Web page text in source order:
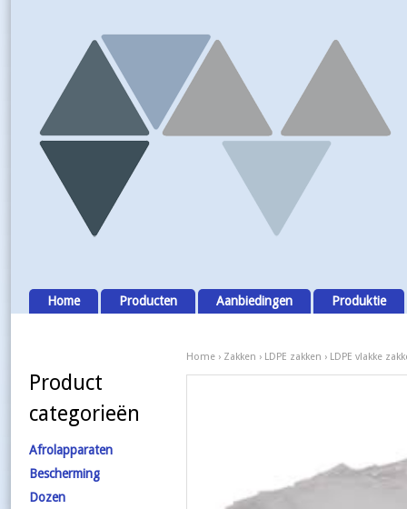
Home Producten Aanbiedingen Produktie
Home› Zakken › LDPE zakken › LDPE vlakke
Product
categorieën
Afrolapparaten
Bescherming
Dozen